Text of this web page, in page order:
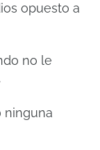
opuesto a
no le
ninguna